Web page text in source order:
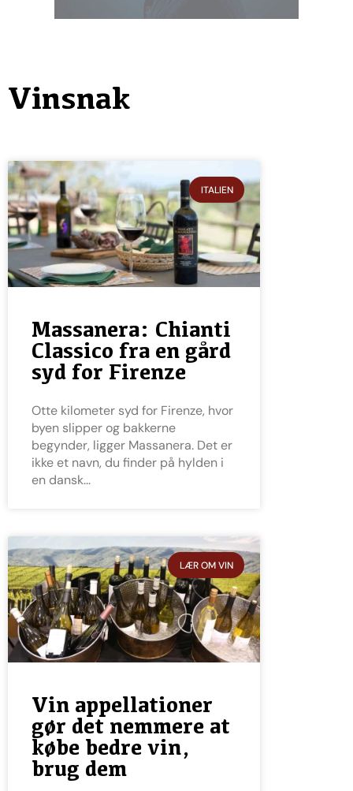
Vinsnak
ITALIEN
Massanera: Chianti
Classico fra en gård
syd for Firenze
Otte kilometer syd for Firenze, hvor
byen slipper og bakkerne
begynder, ligger Massanera. Det er
ikke et navn, du finder på hylden i
en dansk
LÆR OM VIN
Vin appellationer
gør det nemmere at
købe bedre vin,
brug dem